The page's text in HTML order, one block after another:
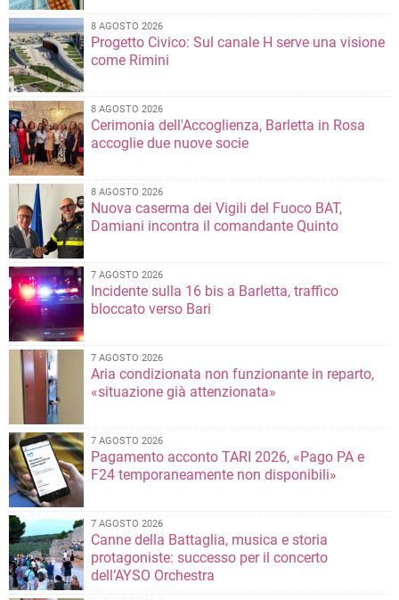
8 AGOSTO 2026
Progetto Civico: Sul canale H serve una visione
come Rimini
8 AGOSTO 2026
Cerimonia dell'Accoglienza, Barletta in Rosa
accoglie due nuove socie
8 AGOSTO 2026
Nuova caserma dei Vigili del Fuoco BAT,
Damiani incontra il comandante Quinto
7 AGOSTO 2026
Incidente sulla 16 bis a Barletta, traffico
bloccato verso Bari
7 AGOSTO 2026
Aria condizionata non funzionante in reparto,
«situazione già attenzionata»
7 AGOSTO 2026
Pagamento acconto TARI 2026, «Pago PA e
F24 temporaneamente non disponibili»
7 AGOSTO 2026
Canne della Battaglia, musica e storia
protagoniste: successo per il concerto
dell’AYSO Orchestra